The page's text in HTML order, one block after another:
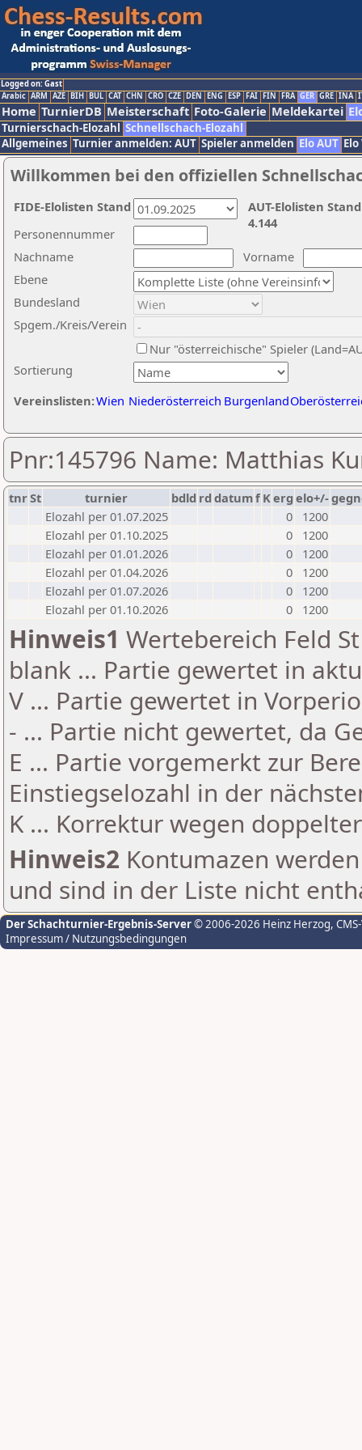
Logged on: Gast
Arabic ARM AZE BIH BUL CAT CHN CRO CZE DEN ENG ESP FAI FIN FRA GER GRE INA
Home TurnierDB Meisterschaft Foto-Galerie Meldekartei
Turnierschach-Elozahl Schnellschach-Elozahl
Allgemeines Turnier anmelden: AUT Spieler anmelden Elo AUT
Willkommen bei den offiziellen
Nachname
Vorname
Ebene
Sortierung
Personennummer
Bundesland
Spgem./Kreis/Verein
Nur "österreichische" Spieler
Vereinslisten:Wien Niederösterreich Burgenland
AUT-Elolisten
4.144
FIDE-Elolisten Stand
Pnr:145796 Name: Matthias
tnrSt turnier bdld rd datumf Kerg elo+/-
Elozahl per 01.07.2025
0
1200
Elozahl per 01.10.2025
0
1200
Elozahl per 01.01.2026
0
1200
Elozahl per 01.04.2026
0
1200
Elozahl per 01.07.2026
0
1200
Elozahl per 01.10.2026
0 1200
Hinweis1 Wertebereich Feld
blank ... Partie gewertet in
V ... Partie gewertet in
- ... Partie nicht gewertet, da
E ... Partie vorgemerkt zur
Einstiegselozahl in der
K ... Korrektur wegen
Hinweis2 Kontumazen
und sind in der Liste nicht
Der Schachturnier-Ergebnis-Server© 2006-2026 Heinz Herzog,
Impressum / Nutzungsbedingungen